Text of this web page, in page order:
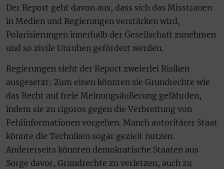
Der Report geht davon aus, dass sich das Misstrauen
in Medien und Regierungen verstärken wird,
Polarisierungen innerhalb der Gesellschaft zunehmen
und so zivile Unruhen gefördert werden.
Regierungen sieht der Report zweierlei Risiken
ausgesetzt: Zum einen könnten sie Grundrechte wie
das Recht auf freie Meinungsäußerung gefährden,
indem sie zu rigoros gegen die Verbreitung von
Fehlinformationen vorgehen. Manch autoritärer Staat
könnte die Techniken sogar gezielt nutzen.
Andererseits könnten demokratische Staaten aus
Sorge davor, Grundrechte zu verletzen, auch zu